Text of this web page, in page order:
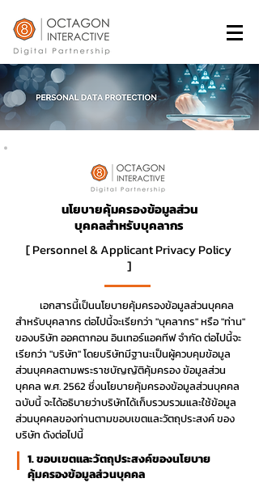
นโยบายคุ้มครองข้อมูลส่วน
บุคคลสำหรับบุคลากร
[ Personnel & Applicant Privacy Policy
]
เอกสารนี้เป็นนโยบายคุ้มครองข้อมูลส่วนบุคคล
สำหรับบุคลากร ต่อไปนี้จะเรียกว่า "บุคลากร" หรือ "ท่าน"
ของบริษัท ออคตากอน อินเทอร์แอคทีฟ จำกัด ต่อไปนี้จะ
เรียกว่า "บริษัท" โดยบริษัทมีฐานะเป็นผู้ควบคุมข้อมูล
ส่วนบุคคลตามพระราชบัญญัติคุ้มครอง ข้อมูลส่วน
บุคคล พ.ศ. 2562 ซึ่งนโยบายคุ้มครองข้อมูลส่วนบุคคล
ฉบับนี้ จะได้อธิบายว่าบริษัทได้เก็บรวบรวมและใช้ข้อมูล
ส่วนบุคคลของท่านตามขอบเขตและวัตถุประสงค์ ของ
บริษัท ดังต่อไปนี้
1. ขอบเขตและวัตถุประสงค์ของนโยบาย
คุ้มครองข้อมูลส่วนบุคคล